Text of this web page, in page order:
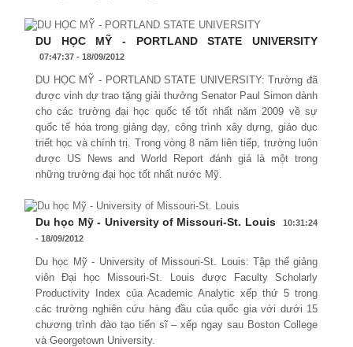
DU HỌC MỸ - PORTLAND STATE UNIVERSITY
07:47:37 - 18/09/2012
DU HỌC MỸ - PORTLAND STATE UNIVERSITY: Trường đã
được vinh dự trao tặng giải thưởng Senator Paul Simon dành
cho các trường đại học quốc tế tốt nhất năm 2009 về sự
quốc tế hóa trong giảng dạy, công trình xây dựng, giáo dục
triết học và chính trị. Trong vòng 8 năm liên tiếp, trường luôn
được US News and World Report đánh giá là một trong
những trường đại học tốt nhất nước Mỹ.
Du học Mỹ - University of Missouri-St. Louis
10:31:24
- 18/09/2012
Du học Mỹ - University of Missouri-St. Louis: Tập thể giảng
viên Đại học Missouri-St. Louis được Faculty Scholarly
Productivity Index của Academic Analytic xếp thứ 5 trong
các trường nghiên cứu hàng đầu của quốc gia với dưới 15
chương trình đào tạo tiến sĩ – xếp ngay sau Boston College
và Georgetown University.